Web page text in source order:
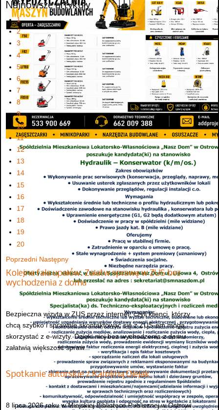
Najnowsze artykuły
1
2
3
4
5
6
7
8
9
10
11
12
13
14
15
16
17
18
19
20
Poprzedni Następny
Kolejna fala upałów. Załatw sprawę w ZUS bez
wychodzenia z domu
Bezpieczna wizyta w ZUS przez internet, czyli klienci, którzy
chcą szybko i sprawnie skontaktować się z ZUS-em mogą
skorzystać z e-wizyty. Dzięki niej bez wychodzenia z domu
załatwią większość spraw...
Spotkanie autorskie z Karoliną Olejak
8 lipca 2026 roku w Miejskiej Bibliotece Publicznej w Ostrowi